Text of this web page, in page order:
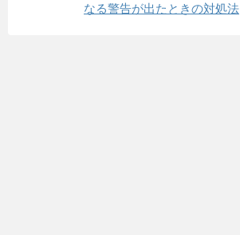
なる警告が出たときの対処法